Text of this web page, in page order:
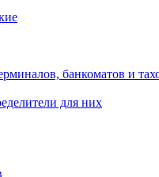
банкоматов и
для них